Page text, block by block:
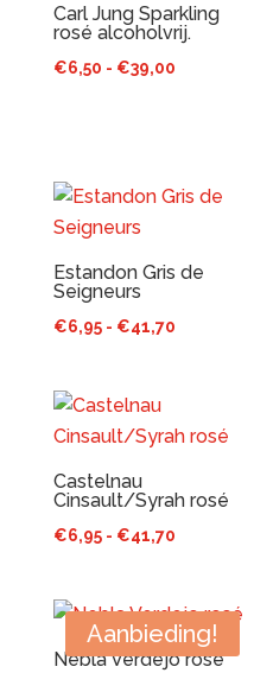
Carl Jung Sparkling
rosé alcoholvrij.
€6,50 - €39,00Prijsklasse:
Estandon Gris de
Seigneurs
€6,95 - €41,70Prijsklasse:
Castelnau
Cinsault/Syrah rosé
€6,95 - €41,70Prijsklasse:
€41,70
Aanbieding!
Nebla Verdejo rosé